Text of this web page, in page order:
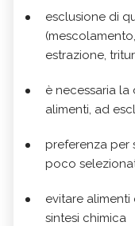
esclusione di
estrazione,
è necessaria
alimenti, ad
preferenza per
poco
evitare
sintesi chimica